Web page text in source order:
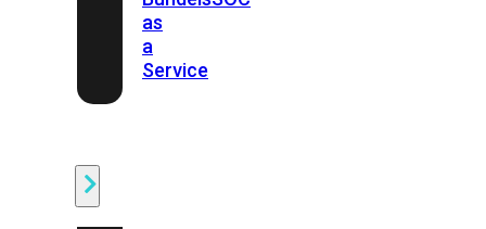
as
a
Service